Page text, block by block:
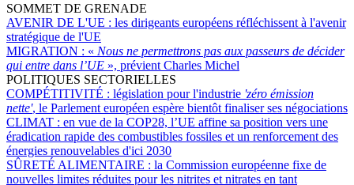
SOMMET DE GRENADE
AVENIR DE L'UE : les dirigeants européens réfléchissent à l'avenir
stratégique de l'UE
MIGRATION : « Nous ne permettrons pas aux passeurs de décider
qui entre dans l’UE », prévient Charles Michel
POLITIQUES SECTORIELLES
COMPÉTITIVITÉ : législation pour l'industrie 'zéro émission
nette', le Parlement européen espère bientôt finaliser ses négociations
CLIMAT : en vue de la COP28, l’UE affine sa position vers une
éradication rapide des combustibles fossiles et un renforcement des
énergies renouvelables d'ici 2030
SÛRETÉ ALIMENTAIRE : la Commission européenne fixe de
nouvelles limites réduites pour les nitrites et nitrates en tant